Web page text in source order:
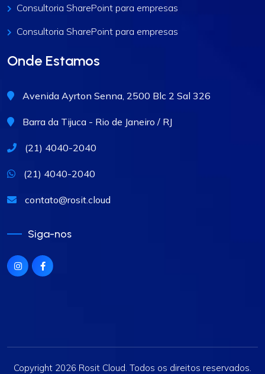
Consultoria SharePoint para empresas
Consultoria SharePoint para empresas
Onde Estamos
Avenida Ayrton Senna, 2500 Blc 2 Sal 326
Barra da Tijuca - Rio de Janeiro / RJ
(21) 4040-2040
(21) 4040-2040
contato@rosit.cloud
Siga-nos
Copyright 2026 Rosit Cloud. Todos os direitos reservados.